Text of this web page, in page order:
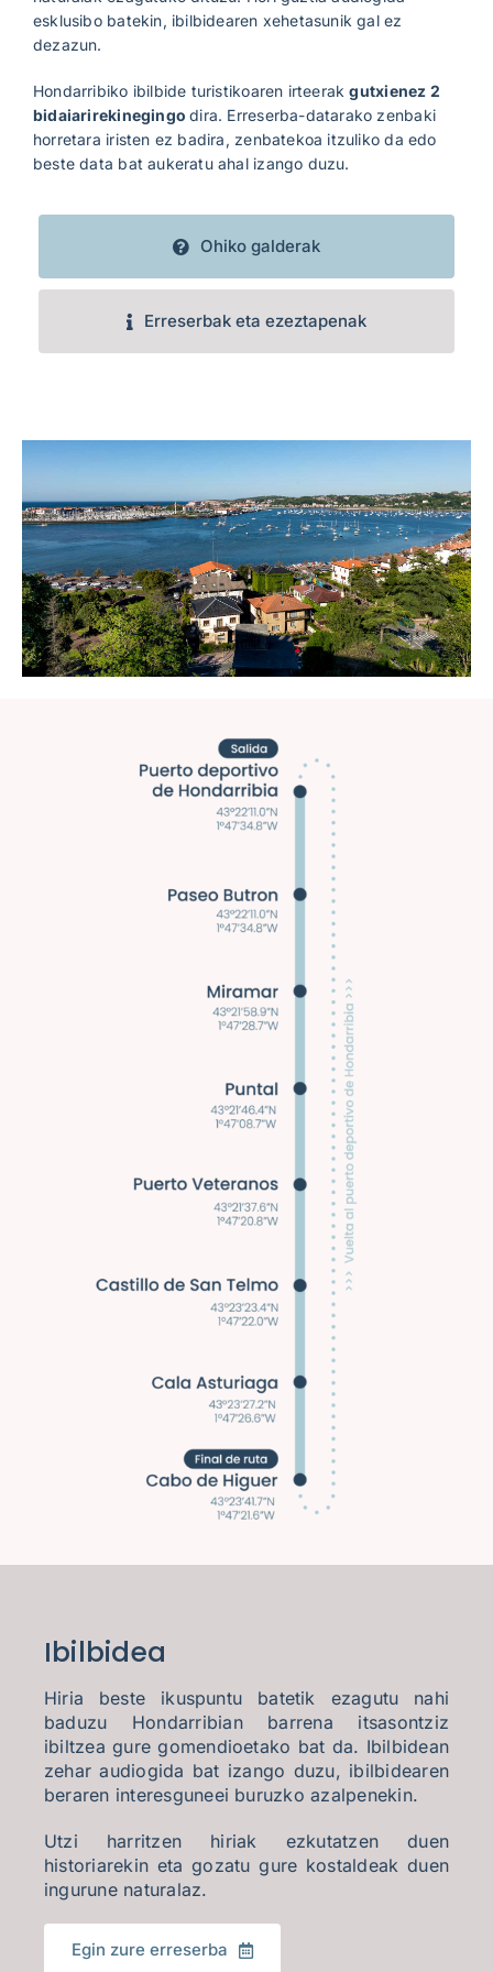
esklusibo batekin, ibilbidearen xehetasunik gal ez
dezazun.
Hondarribiko ibilbide turistikoaren irteerakgutxienez 2
bidaiarirekinegingodira. Erreserba-datarako zenbaki
horretara iristen ez badira, zenbatekoa itzuliko da edo
beste data bat aukeratu ahal izango duzu.
Ohiko galderak
Erreserbak eta ezeztapenak
Ibilbidea
Hiria beste ikuspuntu batetik ezagutu nahi
baduzu Hondarribian barrena itsasontziz
ibiltzea gure gomendioetako bat da. Ibilbidean
zehar audiogida bat izango duzu, ibilbidearen
beraren interesguneei buruzko azalpenekin.
Utzi harritzen hiriak ezkutatzen duen
historiarekin eta gozatu gure kostaldeak duen
ingurune naturalaz.
Egin zure erreserba